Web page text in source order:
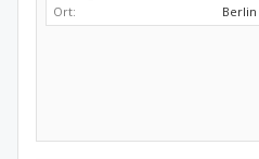
Ort:
Berlin